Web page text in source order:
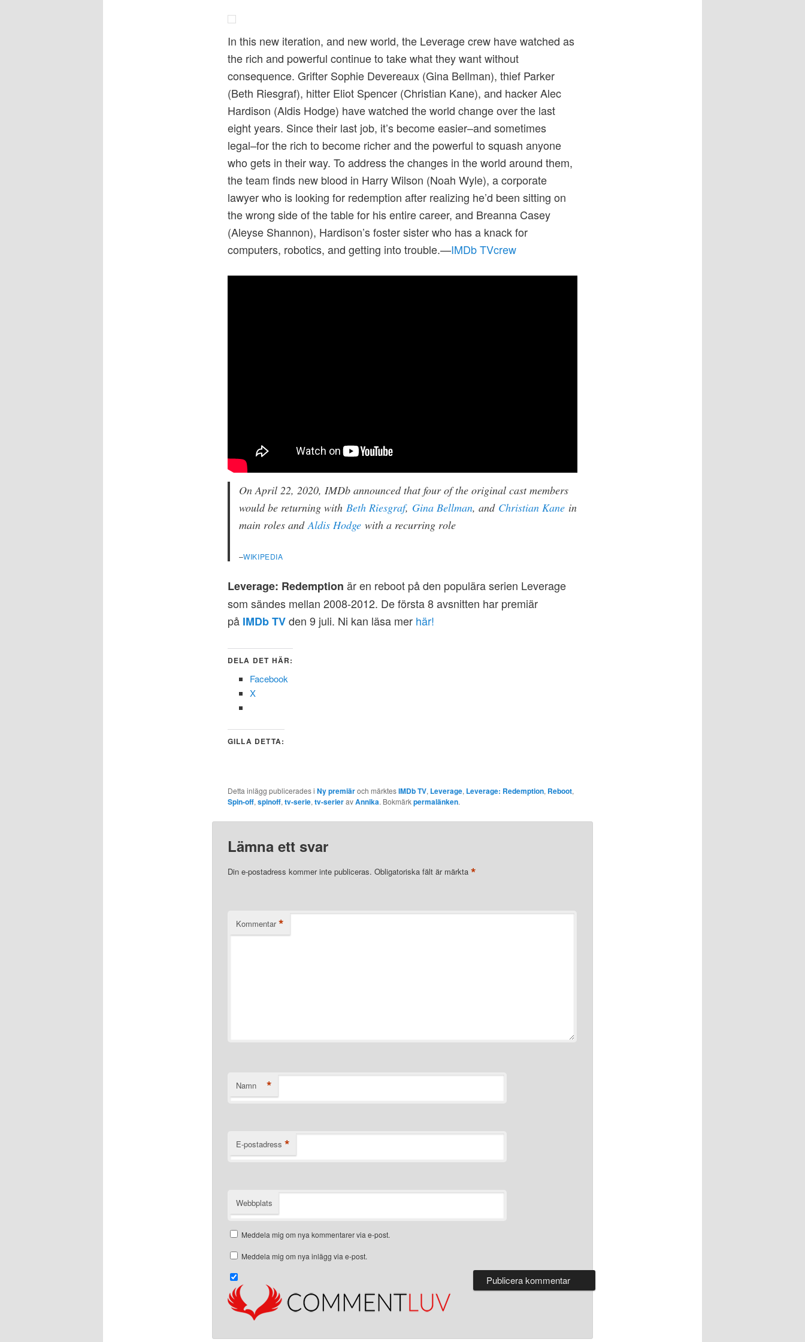
In this new iteration, and new world, the Leverage crew have watched as
the rich and powerful continue to take what they want without
consequence. Grifter Sophie Devereaux (Gina Bellman), thief Parker
(Beth Riesgraf), hitter Eliot Spencer (Christian Kane), and hacker Alec
Hardison (Aldis Hodge) have watched the world change over the last
eight years. Since their last job, it’s become easier–and sometimes
legal–for the rich to become richer and the powerful to squash anyone
who gets in their way. To address the changes in the world around them,
the team finds new blood in Harry Wilson (Noah Wyle), a corporate
lawyer who is looking for redemption after realizing he’d been sitting on
the wrong side of the table for his entire career, and Breanna Casey
(Aleyse Shannon), Hardison’s foster sister who has a knack for
computers, robotics, and getting into trouble.—IMDb TVcrew
On April 22, 2020, IMDb announced that four of the original cast members
would be returning with Beth Riesgraf, Gina Bellman, and Christian Kanein
main roles and Aldis Hodgewith a recurring role
–WIKIPEDIA
Leverage: Redemption är en reboot på den populära serien Leverage
som sändes mellan 2008-2012. De första 8 avsnitten har premiär
på IMDb TVden 9 juli. Ni kan läsa mer här!
DELA DET HÄR:
Facebook
X
GILLA DETTA:
Detta inlägg publicerades i Ny premiäroch märktesIMDb TV, Leverage, Leverage: Redemption, Reboot,
Spin-off, spinoff, tv-serie, tv-serieravAnnika. Bokmärkpermalänken.
Lämna ett svar
Din e-postadress kommer inte publiceras. Obligatoriska fält är märkta *
Kommentar *
Namn *
E-postadress *
Webbplats
Meddela mig om nya kommentarer via e-post.
Meddela mig om nya inlägg via e-post.